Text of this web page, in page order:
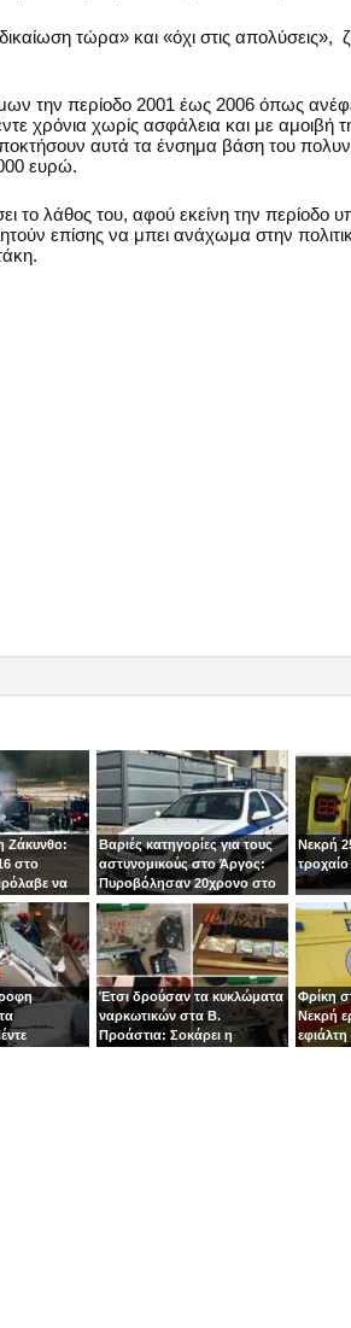
τώρα» και «όχι στις απολύσεις»,
την περίοδο 2001 έως 2006 όπως
χρόνια χωρίς ασφάλεια και με αμοιβή
αυτά τα ένσημα βάση του
ευρώ.
λάθος του, αφού εκείνη την περίοδο
επίσης να μπει ανάχωμα στην
Ζάκυνθο:
στο
να
στιγμή ο
Βαριές κατηγορίες για τους
αστυνομικούς στο Άργος:
Πυροβόλησαν 20χρονο στο
κεφάλι
Νεκρή
Έτσι δρούσαν τα κυκλώματα
ναρκωτικών στα Β.
Προάστια: Σοκάρει η
Φρίκη
Νεκρή